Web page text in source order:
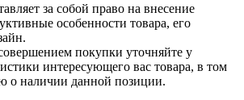
за собой право на внесение
особенности товара, его
покупки уточняйте у
интересующего вас товара, в том
о наличии данной позиции.